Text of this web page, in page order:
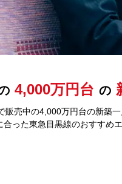
4,000万円台 の
販売中の4,000万円台の新築一
った東急目黒線のおすすめ